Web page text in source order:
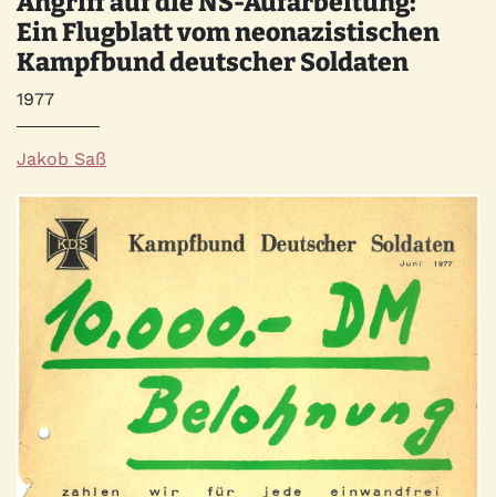
Ein Flugblatt vom neonazistischen
Kampfbund deutscher Soldaten
Jahr
1977
Autor*innen
Jakob Saß